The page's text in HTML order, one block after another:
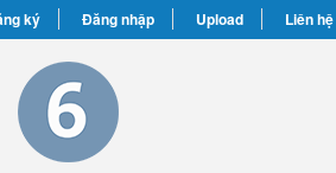
ký Đăng nhập Upload Liên hệ